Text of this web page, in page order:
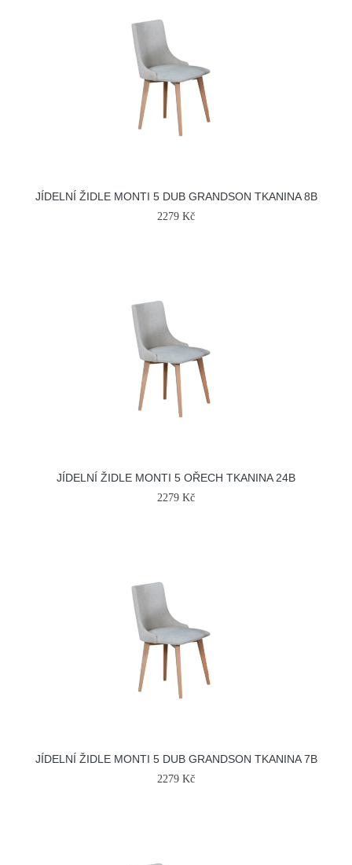
JÍDELNÍ ŽIDLE MONTI 5 DUB GRANDSON TKANINA 8B
2279 Kč
JÍDELNÍ ŽIDLE MONTI 5 OŘECH TKANINA 24B
2279 Kč
JÍDELNÍ ŽIDLE MONTI 5 DUB GRANDSON TKANINA 7B
2279 Kč